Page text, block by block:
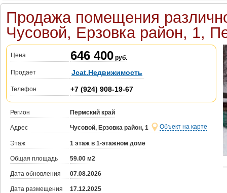
Продажа помещения
Чусовой, Ерзовка район, 1,
Цена 646 400 руб.
Продает Jcat.Недвижимость
Телефон +7 (924) 908-19-67
Регион Пермский край
Адрес Чусовой, Ерзовка район, 1 Объект на карте
Этаж 1 этаж в 1-этажном доме
Общая площадь 59.00 м2
Дата обновления 07.08.2026
Дата размещения 17.12.2025